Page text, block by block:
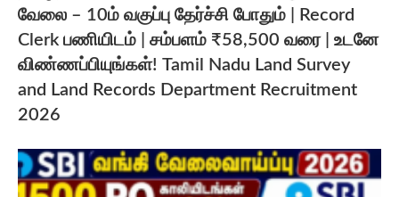
வேலை – 10ம் வகுப்பு தேர்ச்சி போதும் | Record
Clerk பணியிடம் | சம்பளம் ₹58,500 வரை | உடனே
விண்ணப்பியுங்கள்! Tamil Nadu Land Survey
and Land Records Department Recruitment
2026